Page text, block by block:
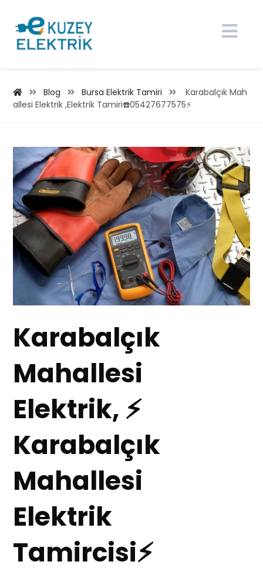
Blog Bursa Elektrik Tamiri
Karabalçık Mah
allesi Elektrik ,Elektrik Tamiri☎️05427677575⚡
Karabalçık
Mahallesi
Elektrik, ⚡
Karabalçık
Mahallesi
Elektrik
Tamircisi⚡